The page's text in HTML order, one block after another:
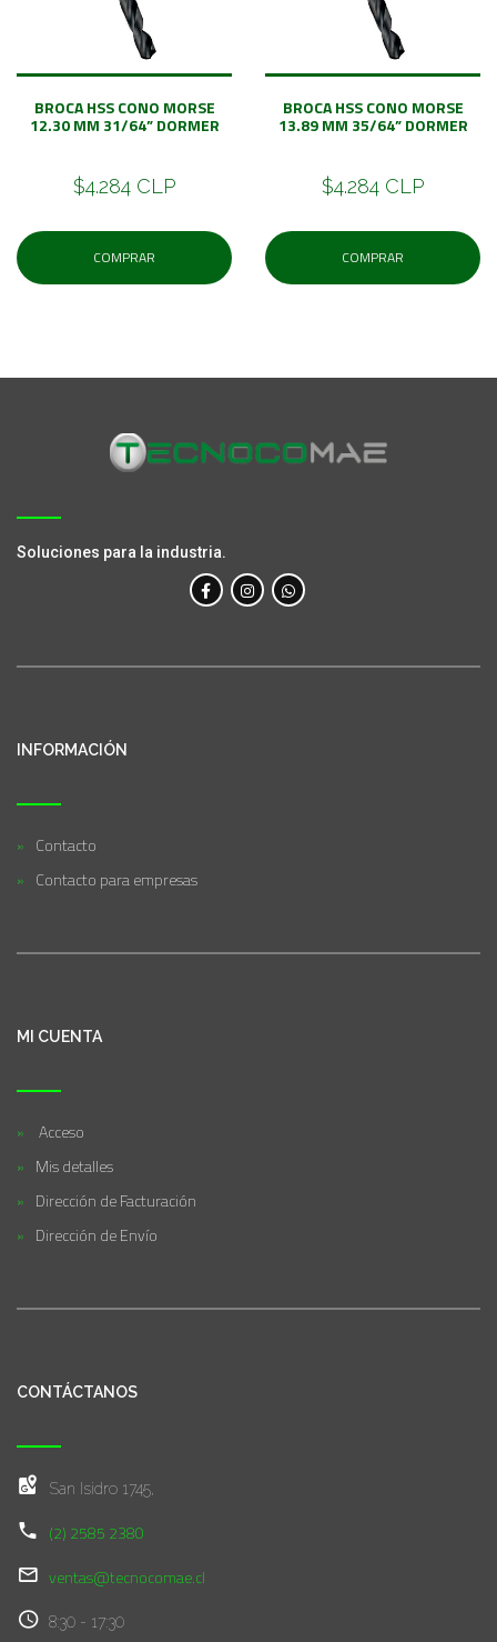
BROCA HSS CONO MORSE
12.30 MM 31/64” DORMER
$4.284 CLP
COMPRAR
BROCA HSS CONO MORSE
13.89 MM 35/64” DORMER
$4.284 CLP
COMPRAR
Soluciones para la industria.
INFORMACIÓN
Contacto
Contacto para empresas
MI CUENTA
Acceso
Mis detalles
Dirección de Facturación
Dirección de Envío
CONTÁCTANOS
San Isidro 1745,
(2) 2585 2380
ventas@tecnocomae.cl
8:30 - 17:30